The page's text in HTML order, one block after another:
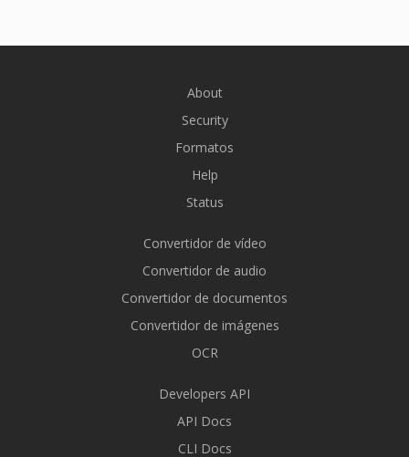
About
Security
Formatos
Help
Status
Convertidor de vídeo
Convertidor de audio
Convertidor de documentos
Convertidor de imágenes
OCR
Developers API
API Docs
CLI Docs